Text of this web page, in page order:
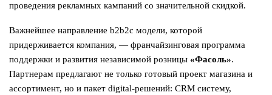
проведения рекламных кампаний со значительной скидкой.
Важнейшее направление b2b2c модели, которой
придерживается компания, ― франчайзинговая программа
поддержки и развития независимой розницы «Фасоль».
Партнерам предлагают не только готовый проект магазина и
ассортимент, но и пакет digital-решений: CRM систему,